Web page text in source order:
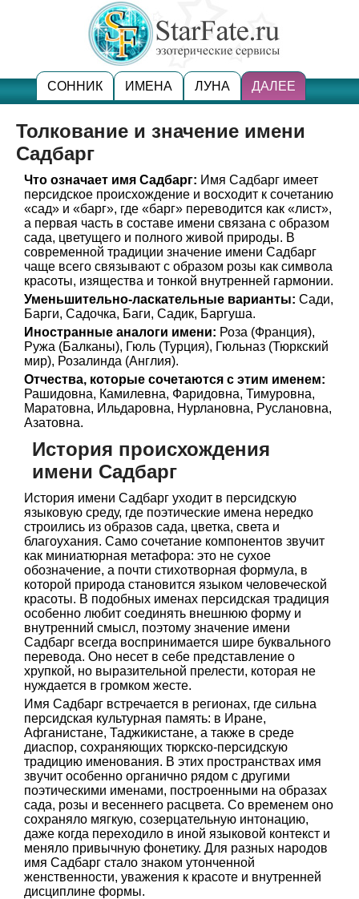
СОННИК ИМЕНА ЛУНА ДАЛЕЕ
Толкование и значение имени
Садбарг
Что означает имя Садбарг: Имя Садбарг имеет
персидское происхождение и восходит к сочетанию
«сад» и «барг», где «барг» переводится как «лист»,
а первая часть в составе имени связана с образом
сада, цветущего и полного живой природы. В
современной традиции значение имени Садбарг
чаще всего связывают с образом розы как символа
красоты, изящества и тонкой внутренней гармонии.
Уменьшительно-ласкательные варианты: Сади,
Барги, Садочка, Баги, Садик, Баргуша.
Иностранные аналоги имени: Роза (Франция),
Ружа (Балканы), Гюль (Турция), Гюльназ (Тюркский
мир), Розалинда (Англия).
Отчества, которые сочетаются с этим именем:
Рашидовна, Камилевна, Фаридовна, Тимуровна,
Маратовна, Ильдаровна, Нурлановна, Руслановна,
Азатовна.
История происхождения
имени Садбарг
История имени Садбарг уходит в персидскую
языковую среду, где поэтические имена нередко
строились из образов сада, цветка, света и
благоухания. Само сочетание компонентов звучит
как миниатюрная метафора: это не сухое
обозначение, а почти стихотворная формула, в
которой природа становится языком человеческой
красоты. В подобных именах персидская традиция
особенно любит соединять внешнюю форму и
внутренний смысл, поэтому значение имени
Садбарг всегда воспринимается шире буквального
перевода. Оно несет в себе представление о
хрупкой, но выразительной прелести, которая не
нуждается в громком жесте.
Имя Садбарг встречается в регионах, где сильна
персидская культурная память: в Иране,
Афганистане, Таджикистане, а также в среде
диаспор, сохраняющих тюркско-персидскую
традицию именования. В этих пространствах имя
звучит особенно органично рядом с другими
поэтическими именами, построенными на образах
сада, розы и весеннего расцвета. Со временем оно
сохраняло мягкую, созерцательную интонацию,
даже когда переходило в иной языковой контекст и
меняло привычную фонетику. Для разных народов
имя Садбарг стало знаком утонченной
женственности, уважения к красоте и внутренней
дисциплине формы.